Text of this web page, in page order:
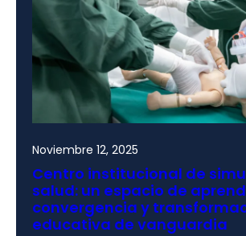
Noviembre 12, 2025
Centro institucional de
salud: un espacio de
convergencia y
educativa de vanguardia